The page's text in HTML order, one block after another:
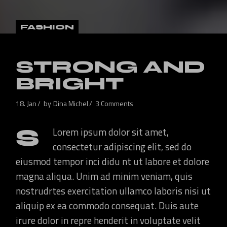
FASHION
STRONG AND
BRIGHT
18. Jan by Dina Michel 3 Comments
S
Lorem ipsum dolor sit amet,
consectetur adipiscing elit, sed do
eiusmod tempor inci didu nt ut labore et dolore
magna aliqua. Unim ad minim veniam, quis
nostrudrtes exercitation ullamco laboris nisi ut
aliquip ex ea commodo consequat. Duis aute
irure dolor in repre henderit in voluptate velit